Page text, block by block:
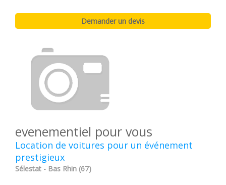
evenementiel pour vous
Location de voitures pour un événement
prestigieux
Sélestat - Bas Rhin (67)